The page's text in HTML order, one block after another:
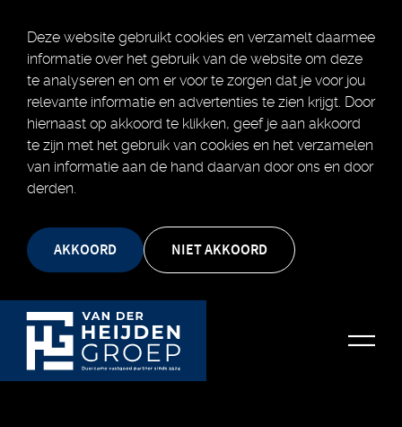
Deze website gebruikt cookies en verzamelt daarmee
informatie over het gebruik van de website om deze
te analyseren en om er voor te zorgen dat je voor jou
relevante informatie en advertenties te zien krijgt. Door
hiernaast op akkoord te klikken, geef je aan akkoord
te zijn met het gebruik van cookies en het verzamelen
van informatie aan de hand daarvan door ons en door
derden.
AKKOORD NIET AKKOORD